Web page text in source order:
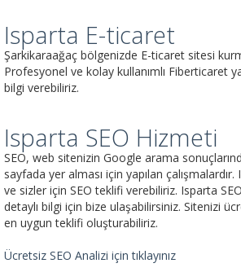
Isparta E-ticaret
Şarkikaraağaç bölgenizde E-ticaret sitesi
Profesyonel ve kolay kullanımlı Fiberticaret
bilgi verebiliriz.
Isparta SEO Hizmeti
SEO, web sitenizin Google arama
sayfada yer alması için yapılan
ve sizler için SEO teklifi verebiliriz. Isparta
detaylı bilgi için bize ulaşabilirsiniz. Sitenizi
en uygun teklifi oluşturabiliriz.
Ücretsiz SEO Analizi için tıklayınız